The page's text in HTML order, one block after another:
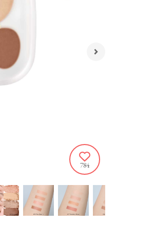
784